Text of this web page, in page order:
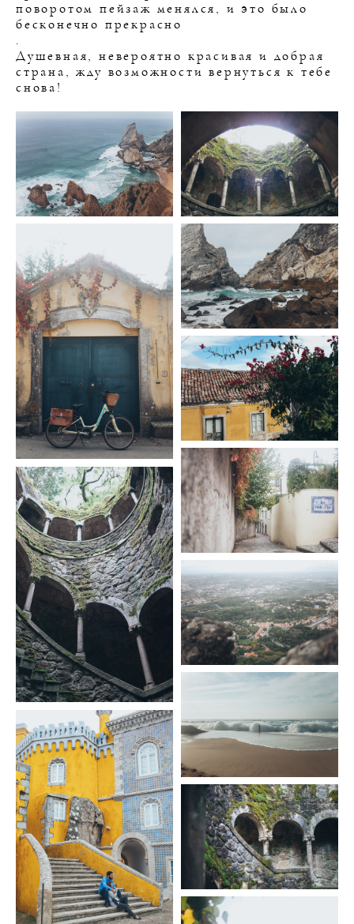
поворотом пейзаж менялся, и это было
бесконечно прекрасно
Душевная, невероятно красивая и добрая
страна, жду возможности вернуться к тебе
снова!